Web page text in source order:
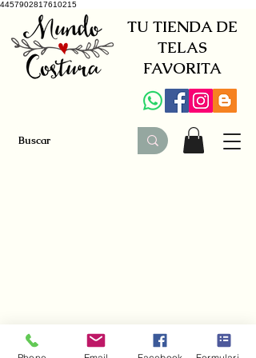
4457902817610215
TU TIENDA DE
TELAS
FAVORITA
+34 941579600 +34 650030142